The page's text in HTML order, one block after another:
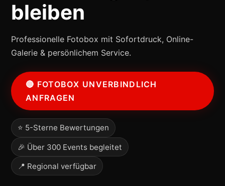
bleiben
Professionelle Fotobox mit Sofortdruck, Online-
Galerie & persönlichem Service.
🔴 FOTOBOX UNVERBINDLICH
ANFRAGEN
⭐ 5-Sterne Bewertungen
🎉 Über 300 Events begleitet
📍 Regional verfügbar